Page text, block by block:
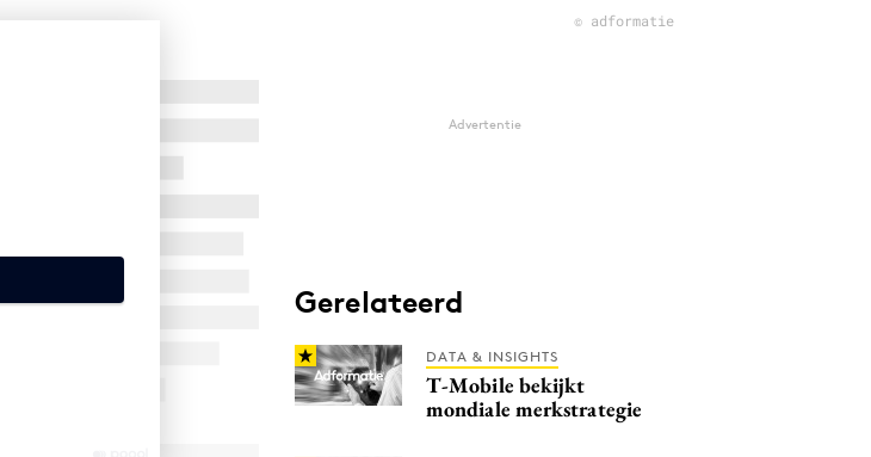
© adformatie
Advertentie
Gerelateerd
DATA & INSIGHTS
T-Mobile bekijkt
mondiale merkstrategie